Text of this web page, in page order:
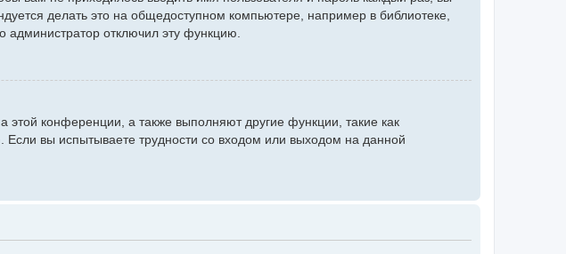
делать это на общедоступном компьютере, например в библиотеке,
администратор отключил эту функцию.
конференции, а также выполняют другие функции, такие как
вы испытываете трудности со входом или выходом на данной